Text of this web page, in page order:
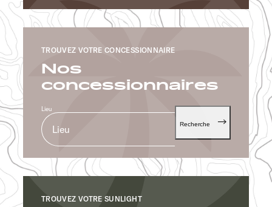
TROUVEZ VOTRE CONCESSIONNAIRE
Nos
concessionnaires
Lieu
Recherche
TROUVEZ VOTRE SUNLIGHT